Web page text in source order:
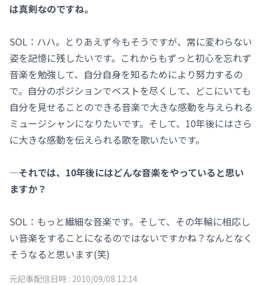
は真剣なのですね。
SOL：ハハ。とりあえず今もそうですが、常に変わらない
姿を記憶に残したいです。これからもずっと初心を忘れず
音楽を勉強して、自分自身を知るためにより努力するの
で。自分のポジションでベストを尽くして、どこにいても
自分を見せることのできる音楽で大きな感動を与えられる
ミュージシャンになりたいです。そして、10年後にはさら
に大きな感動を伝えられる歌を歌いたいです。
―それでは、10年後にはどんな音楽をやっていると思い
ますか？
SOL：もっと繊細な音楽です。そして、その年輪に相応し
い音楽をすることになるのではないですかね？なんとなく
そうなると思います(笑)
元記事配信日時 : 2010/09/08 12:14